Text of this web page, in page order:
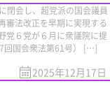
閉会し、超党派の国会議員
審法改正を早期に実現する
党６党が６月に衆議院に提
回国会衆法第61号） […]
2025年12月17日